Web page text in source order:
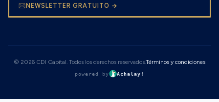
NEWSLETTER GRATUITO →
© 2026 CDI Capital. Todos los derechos reservados.Términos y condiciones
powered by Achalay!